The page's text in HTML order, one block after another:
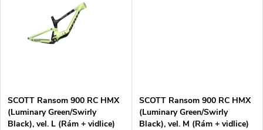
SCOTT Ransom 900 RC HMX
(Luminary Green/Swirly
Black), vel. L (Rám + vidlice)
SCOTT Ransom 900 RC HMX
(Luminary Green/Swirly
Black), vel. M (Rám + vidlice)